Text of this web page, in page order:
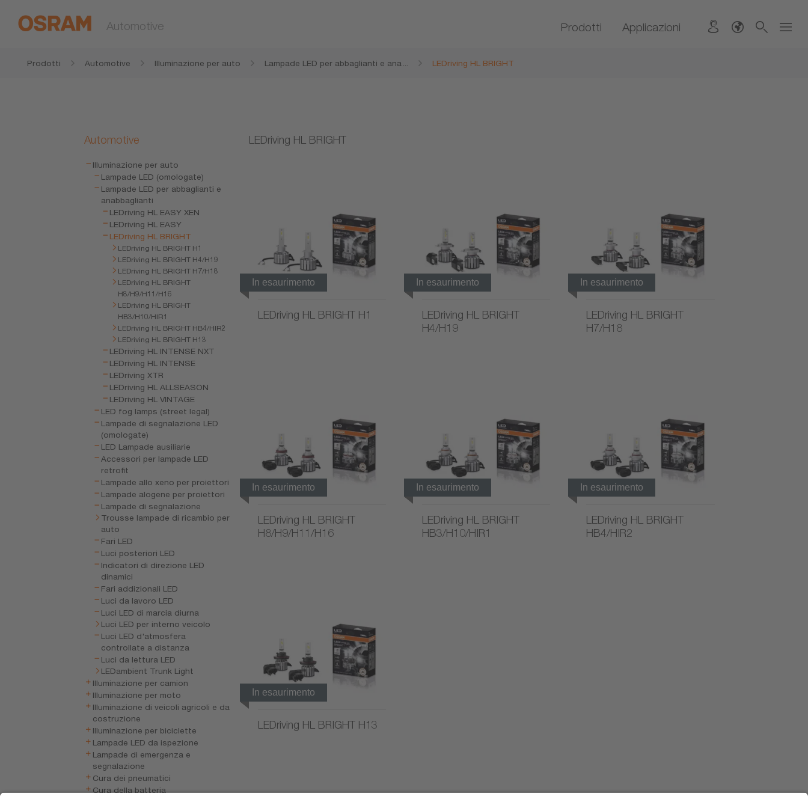
Automotive Prodotti Applicazioni
Prodotti Automotive Illuminazione per auto Lampade LED per abbaglianti e ana LEDriving HL BRIGHT
Automotive
Illuminazione per auto
Lampade LED (omologate)
Lampade LED per abbaglianti e
anabbaglianti
LEDriving HL EASY XEN
LEDriving HL EASY
LEDriving HL BRIGHT
LEDriving HL BRIGHT H1
LEDriving HL BRIGHT H4/H19
LEDriving HL BRIGHT H7/H18
LEDriving HL BRIGHT
H8/H9/H11/H16
LEDriving HL BRIGHT
HB3/H10/HIR1
LEDriving HL BRIGHT HB4/HIR2
LEDriving HL BRIGHT H13
LEDriving HL INTENSE NXT
LEDriving HL INTENSE
LEDriving XTR
LEDriving HL ALLSEASON
LEDriving HL VINTAGE
LED fog lamps (street legal)
Lampade di segnalazione LED
(omologate)
LED Lampade ausiliarie
Accessori per lampade LED
retrofit
Lampade allo xeno per proiettori
Lampade alogene per proiettori
Lampade di segnalazione
Trousse lampade di ricambio per
auto
Fari LED
Luci posteriori LED
Indicatori di direzione LED
dinamici
Fari addizionali LED
Luci da lavoro LED
Luci LED di marcia diurna
Luci LED per interno veicolo
Luci LED d'atmosfera
controllate a distanza
Luci da lettura LED
LEDambient Trunk Light
Illuminazione per camion
Illuminazione per moto
Illuminazione di veicoli agricoli e da
costruzione
Illuminazione per biciclette
Lampade LED da ispezione
Lampade di emergenza e
segnalazione
Cura dei pneumatici
Cura della batteria
LEDriving HL BRIGHT
In esaurimento
LEDriving HL BRIGHT H1
In esaurimento
LEDriving HL BRIGHT
H4/H19
In esaurimento
LEDriving HL BRIGHT
H7/H18
In esaurimento
LEDriving HL BRIGHT
H8/H9/H11/H16
In esaurimento
LEDriving HL BRIGHT
HB3/H10/HIR1
In esaurimento
LEDriving HL BRIGHT
HB4/HIR2
In esaurimento
LEDriving HL BRIGHT H13